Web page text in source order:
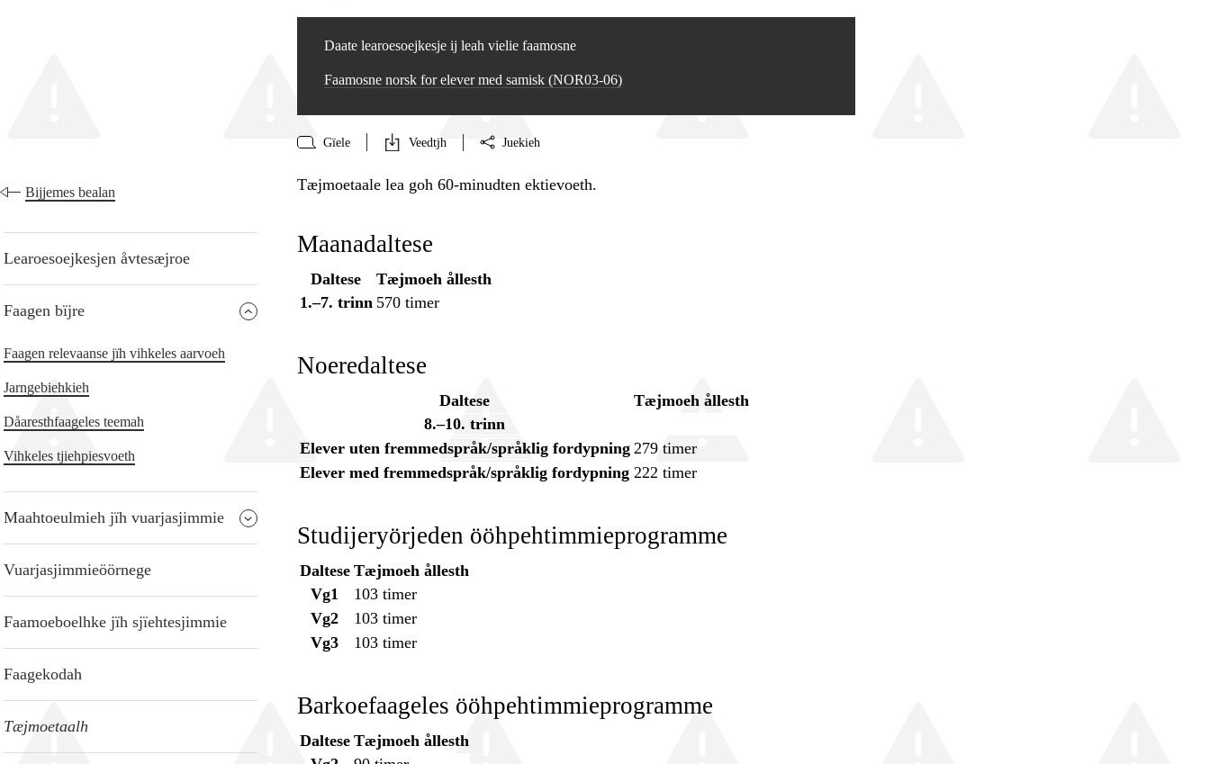
Daate learoesoejkesje ij leah vielie faamosne
Faamosne norsk for elever med samisk (NOR03‑06)
Gïele Veedtjh Juekieh
Bijjemes bealan
Learoesoejkesjen åvtesæjroe
Faagen bïjre
Faagen relevaanse jïh vihkeles aarvoeh
Jarngebiehkieh
Dåaresthfaageles teemah
Vihkeles tjiehpiesvoeth
Maahtoeulmieh jïh vuarjasjimmie
Vuarjasjimmieöörnege
Faamoeboelhke jïh sjïehtesjimmie
Faagekodah
Tæjmoetaalh
Tæjmoetaale lea goh 60-minudten ektievoeth.
Maanadaltese
Daltese
Tæjmoeh ållesth
1.–7. trinn 570 timer
Noeredaltese
Daltese
Tæjmoeh ållesth
8.–10. trinn
Elever uten fremmedspråk/språklig fordypning 279 timer
Elever med fremmedspråk/språklig fordypning 222 timer
Studijeryörjeden ööhpehtimmieprogramme
Daltese Tæjmoeh ållesth
Vg1
103 timer
Vg2
103 timer
Vg3
103 timer
Barkoefaageles ööhpehtimmieprogramme
Daltese Tæjmoeh ållesth